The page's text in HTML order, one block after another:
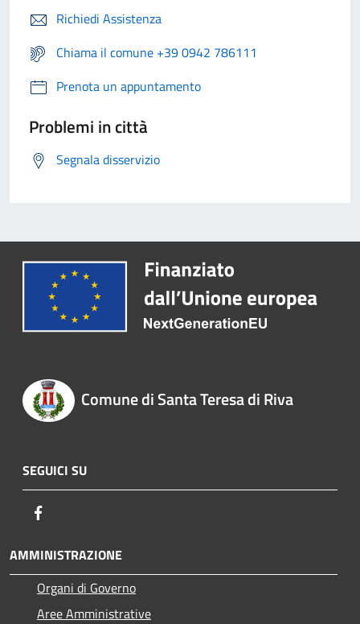
Richiedi Assistenza
Chiama il comune +39 0942 786111
Prenota un appuntamento
Problemi in città
Segnala disservizio
Comune di Santa Teresa di Riva
SEGUICI SU
AMMINISTRAZIONE
Organi di Governo
Aree Amministrative